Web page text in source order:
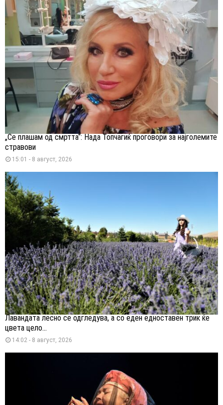
„Се плашам од смртта“: Нада Топчагиќ проговори за најголемите
стравови
15:01 - 8 август, 2026
Лавандата лесно се одгледува, а со еден едноставен трик ќе
цвета цело...
14:02 - 8 август, 2026